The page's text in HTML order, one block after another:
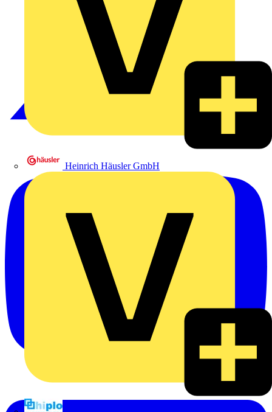
Heinrich Häusler GmbH